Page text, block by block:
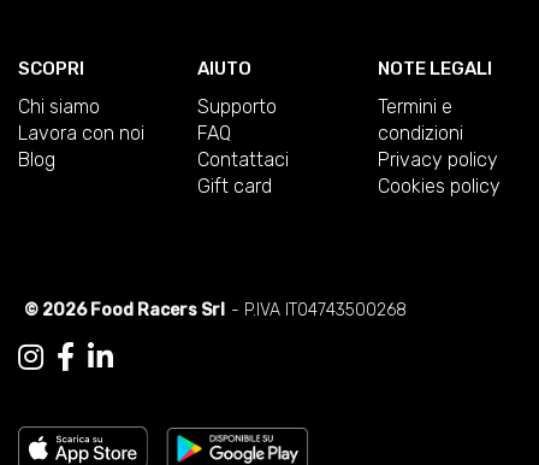
SCOPRI
Chi siamo
Lavora con noi
Blog
AIUTO
Supporto
FAQ
Contattaci
Gift card
NOTE LEGALI
Termini e
condizioni
Privacy policy
Cookies policy
© 2026 Food Racers Srl - P.IVA IT04743500268